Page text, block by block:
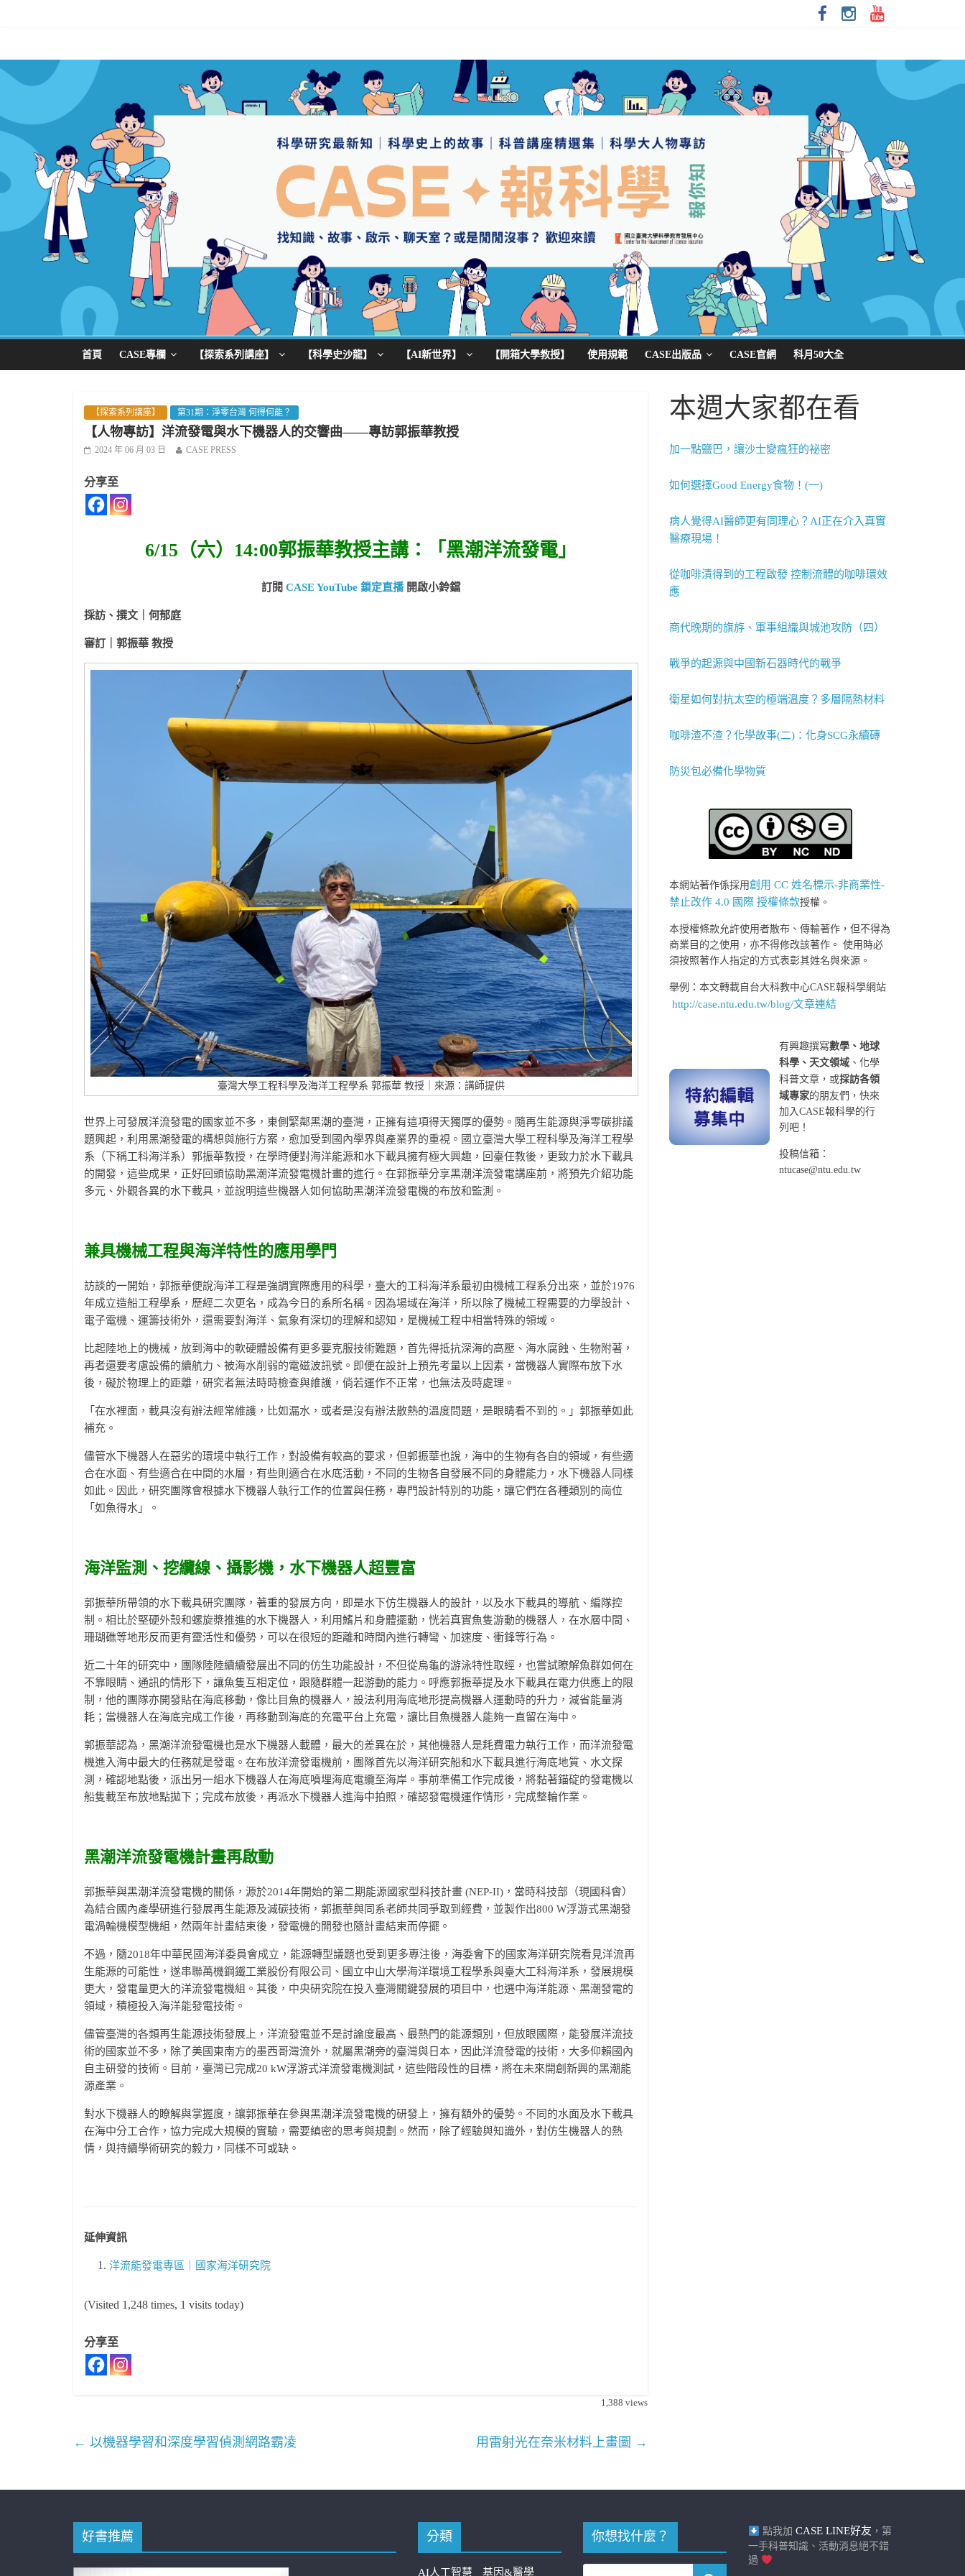
首頁 CASE專欄 【探索系列講座】 【科學史沙龍】 【AI新世界】 【開箱大學教授】 使用規範 CASE出版品 CASE官網 科月50大全
【探索系列講座】 第31期：淨零台灣 何得何能？
【人物專訪】洋流發電與水下機器人的交響曲——專訪郭振華教授
2024 年 06 月 03 日 CASE PRESS
分享至
6/15（六）14:00郭振華教授主講：「黑潮洋流發電」
訂閱 CASE YouTube 鎖定直播 開啟小鈴鐺
採訪、撰文｜何郁庭
審訂｜郭振華 教授
臺灣大學工程科學及海洋工程學系 郭振華 教授｜來源：講師提供
世界上可發展洋流發電的國家並不多，東側緊鄰黑潮的臺灣，正擁有這項得天獨厚的優勢。隨再生能源與淨零碳排議
題興起，利用黑潮發電的構想與施行方案，愈加受到國內學界與產業界的重視。國立臺灣大學工程科學及海洋工程學
系（下稱工科海洋系）郭振華教授，在學時便對海洋能源和水下載具擁有極大興趣，回臺任教後，更致力於水下載具
的開發，這些成果，正好回頭協助黑潮洋流發電機計畫的進行。在郭振華分享黑潮洋流發電講座前，將預先介紹功能
多元、外觀各異的水下載具，並說明這些機器人如何協助黑潮洋流發電機的布放和監測。
兼具機械工程與海洋特性的應用學門
訪談的一開始，郭振華便說海洋工程是強調實際應用的科學，臺大的工科海洋系最初由機械工程系分出來，並於1976
年成立造船工程學系，歷經二次更名，成為今日的系所名稱。因為場域在海洋，所以除了機械工程需要的力學設計、
電子電機、運籌技術外，還需要對海洋、氣象有深切的理解和認知，是機械工程中相當特殊的領域。
比起陸地上的機械，放到海中的軟硬體設備有更多要克服技術難題，首先得抵抗深海的高壓、海水腐蝕、生物附著，
再者還要考慮設備的續航力、被海水削弱的電磁波訊號。即便在設計上預先考量以上因素，當機器人實際布放下水
後，礙於物理上的距離，研究者無法時時檢查與維護，倘若運作不正常，也無法及時處理。
「在水裡面，載具沒有辦法經常維護，比如漏水，或者是沒有辦法散熱的溫度問題，是眼睛看不到的。」郭振華如此
補充。
儘管水下機器人在惡劣的環境中執行工作，對設備有較高的要求，但郭振華也說，海中的生物有各自的領域，有些適
合在水面、有些適合在中間的水層，有些則適合在水底活動，不同的生物各自發展不同的身體能力，水下機器人同樣
如此。因此，研究團隊會根據水下機器人執行工作的位置與任務，專門設計特別的功能，讓它們在各種類別的崗位
「如魚得水」。
海洋監測、挖纜線、攝影機，水下機器人超豐富
郭振華所帶領的水下載具研究團隊，著重的發展方向，即是水下仿生機器人的設計，以及水下載具的導航、編隊控
制。相比於堅硬外殼和螺旋槳推進的水下機器人，利用鰭片和身體擺動，恍若真實魚隻游動的機器人，在水層中間、
珊瑚礁等地形反而更有靈活性和優勢，可以在很短的距離和時間內進行轉彎、加速度、衝鋒等行為。
近二十年的研究中，團隊陸陸續續發展出不同的仿生功能設計，不但從烏龜的游泳特性取經，也嘗試瞭解魚群如何在
不靠眼睛、通訊的情形下，讓魚隻互相定位，跟隨群體一起游動的能力。呼應郭振華提及水下載具在電力供應上的限
制，他的團隊亦開發貼在海底移動，像比目魚的機器人，設法利用海底地形提高機器人運動時的升力，減省能量消
耗；當機器人在海底完成工作後，再移動到海底的充電平台上充電，讓比目魚機器人能夠一直留在海中。
郭振華認為，黑潮洋流發電機也是水下機器人載體，最大的差異在於，其他機器人是耗費電力執行工作，而洋流發電
機進入海中最大的任務就是發電。在布放洋流發電機前，團隊首先以海洋研究船和水下載具進行海底地質、水文探
測，確認地點後，派出另一組水下機器人在海底噴埋海底電纜至海岸。事前準備工作完成後，將黏著錨碇的發電機以
船隻載至布放地點拋下；完成布放後，再派水下機器人進海中拍照，確認發電機運作情形，完成整輪作業。
黑潮洋流發電機計畫再啟動
郭振華與黑潮洋流發電機的關係，源於2014年開始的第二期能源國家型科技計畫 (NEP-II)，當時科技部（現國科會）
為結合國內產學研進行發展再生能源及減碳技術，郭振華與同系老師共同爭取到經費，並製作出800 W浮游式黑潮發
電渦輪機模型機組，然兩年計畫結束後，發電機的開發也隨計畫結束而停擺。
不過，隨2018年中華民國海洋委員會成立，能源轉型議題也受到更多專注後，海委會下的國家海洋研究院看見洋流再
生能源的可能性，遂串聯萬機鋼鐵工業股份有限公司、國立中山大學海洋環境工程學系與臺大工科海洋系，發展規模
更大，發電量更大的洋流發電機組。其後，中央研究院在投入臺灣關鍵發展的項目中，也選中海洋能源、黑潮發電的
領域，積極投入海洋能發電技術。
儘管臺灣的各類再生能源技術發展上，洋流發電並不是討論度最高、最熱門的能源類別，但放眼國際，能發展洋流技
術的國家並不多，除了美國東南方的墨西哥灣流外，就屬黑潮旁的臺灣與日本，因此洋流發電的技術，大多仰賴國內
自主研發的技術。目前，臺灣已完成20 kW浮游式洋流發電機測試，這些階段性的目標，將在未來開創新興的黑潮能
源產業。
對水下機器人的瞭解與掌握度，讓郭振華在參與黑潮洋流發電機的研發上，擁有額外的優勢。不同的水面及水下載具
在海中分工合作，協力完成大規模的實驗，需要縝密的思考與規劃。然而，除了經驗與知識外，對仿生機器人的熱
情，與持續學術研究的毅力，同樣不可或缺。
延伸資訊
洋流能發電專區｜國家海洋研究院
(Visited 1,248 times, 1 visits today)
分享至
1,388 views
← 以機器學習和深度學習偵測網路霸凌 用雷射光在奈米材料上畫圖 →
本週大家都在看
加一點鹽巴，讓沙士變瘋狂的祕密
如何選擇Good Energy食物！(一)
病人覺得AI醫師更有同理心？AI正在介入真實
醫療現場！
從咖啡漬得到的工程啟發 控制流體的咖啡環效
應
商代晚期的旗斿、軍事組織與城池攻防（四）
戰爭的起源與中國新石器時代的戰爭
衛星如何對抗太空的極端溫度？多層隔熱材料
咖啡渣不渣？化學故事(二)：化身SCG永續磚
防災包必備化學物質
本網站著作係採用創用 CC 姓名標示-非商業性-
禁止改作 4.0 國際 授權條款授權。
本授權條款允許使用者散布、傳輸著作，但不得為
商業目的之使用，亦不得修改該著作。 使用時必
須按照著作人指定的方式表彰其姓名與來源。
舉例：本文轉載自台大科教中心CASE報科學網站
http://case.ntu.edu.tw/blog/文章連結
有興趣撰寫數學、地球
科學、天文領域 、化學
科普文章，或採訪各領
域專家的朋友們，快來
加入CASE報科學的行
列吧！
投稿信箱：
ntucase@ntu.edu.tw
好書推薦 分類
AI人工智慧 基因&醫學
你想找什麼？ 點我加 CASE LINE好友 ，第
一手科普知識、活動消息絕不錯
過